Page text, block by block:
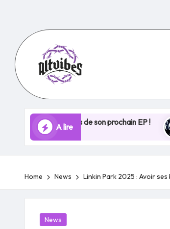
content
A lire
bases de son prochain EP ! Elwood
28 juillet
Home News Linkin Park 2025 : Avoir ses
Posted
News